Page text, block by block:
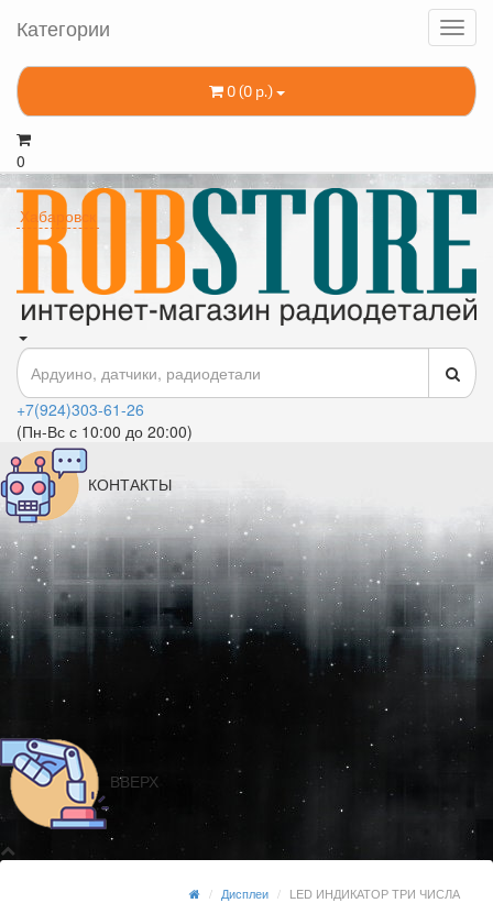
Категории
0 (0 р.)
0
Хабаровск
+7(924)303-61-26
(Пн-Вс с 10:00 до 20:00)
КОНТАКТЫ
ВВЕРХ
Дисплеи LED ИНДИКАТОР ТРИ ЧИСЛА